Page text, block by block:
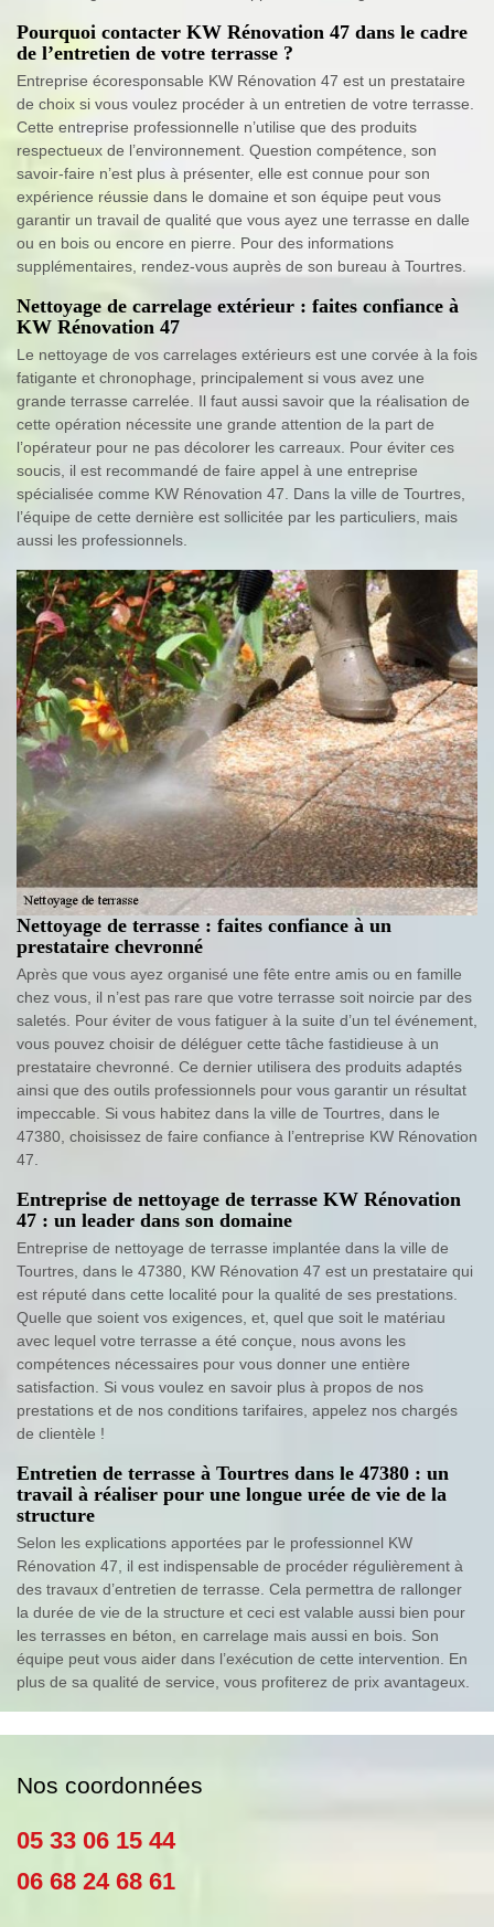
Pourquoi contacter KW Rénovation 47 dans le cadre
de l’entretien de votre terrasse ?
Entreprise écoresponsable KW Rénovation 47 est un prestataire
de choix si vous voulez procéder à un entretien de votre terrasse.
Cette entreprise professionnelle n’utilise que des produits
respectueux de l’environnement. Question compétence, son
savoir-faire n’est plus à présenter, elle est connue pour son
expérience réussie dans le domaine et son équipe peut vous
garantir un travail de qualité que vous ayez une terrasse en dalle
ou en bois ou encore en pierre. Pour des informations
supplémentaires, rendez-vous auprès de son bureau à Tourtres.
Nettoyage de carrelage extérieur : faites confiance à
KW Rénovation 47
Le nettoyage de vos carrelages extérieurs est une corvée à la fois
fatigante et chronophage, principalement si vous avez une
grande terrasse carrelée. Il faut aussi savoir que la réalisation de
cette opération nécessite une grande attention de la part de
l’opérateur pour ne pas décolorer les carreaux. Pour éviter ces
soucis, il est recommandé de faire appel à une entreprise
spécialisée comme KW Rénovation 47. Dans la ville de Tourtres,
l’équipe de cette dernière est sollicitée par les particuliers, mais
aussi les professionnels.
Nettoyage de terrasse : faites confiance à un
prestataire chevronné
Après que vous ayez organisé une fête entre amis ou en famille
chez vous, il n’est pas rare que votre terrasse soit noircie par des
saletés. Pour éviter de vous fatiguer à la suite d’un tel événement,
vous pouvez choisir de déléguer cette tâche fastidieuse à un
prestataire chevronné. Ce dernier utilisera des produits adaptés
ainsi que des outils professionnels pour vous garantir un résultat
impeccable. Si vous habitez dans la ville de Tourtres, dans le
47380, choisissez de faire confiance à l’entreprise KW Rénovation
47.
Entreprise de nettoyage de terrasse KW Rénovation
47 : un leader dans son domaine
Entreprise de nettoyage de terrasse implantée dans la ville de
Tourtres, dans le 47380, KW Rénovation 47 est un prestataire qui
est réputé dans cette localité pour la qualité de ses prestations.
Quelle que soient vos exigences, et, quel que soit le matériau
avec lequel votre terrasse a été conçue, nous avons les
compétences nécessaires pour vous donner une entière
satisfaction. Si vous voulez en savoir plus à propos de nos
prestations et de nos conditions tarifaires, appelez nos chargés
de clientèle !
Entretien de terrasse à Tourtres dans le 47380 : un
travail à réaliser pour une longue urée de vie de la
structure
Selon les explications apportées par le professionnel KW
Rénovation 47, il est indispensable de procéder régulièrement à
des travaux d’entretien de terrasse. Cela permettra de rallonger
la durée de vie de la structure et ceci est valable aussi bien pour
les terrasses en béton, en carrelage mais aussi en bois. Son
équipe peut vous aider dans l’exécution de cette intervention. En
plus de sa qualité de service, vous profiterez de prix avantageux.
Nos coordonnées
05 33 06 15 44
06 68 24 68 61